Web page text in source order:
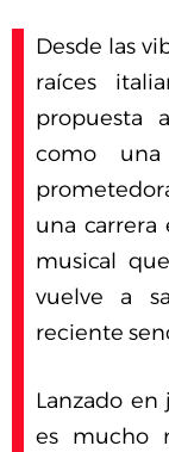
Desde las
raíces
propuesta
como
una
musical
vuelve a
reciente
Lanzado
es mucho